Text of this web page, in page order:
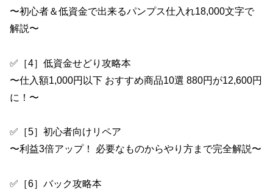
〜初心者＆低資金で出来るパンプス仕入れ18,000文字で
解説〜
✅［4］低資金せどり攻略本
〜仕入額1,000円以下 おすすめ商品10選 880円が12,600円
に！〜
✅［5］初心者向けリペア
〜利益3倍アップ！ 必要なものからやり方まで完全解説〜
✅［6］バック攻略本